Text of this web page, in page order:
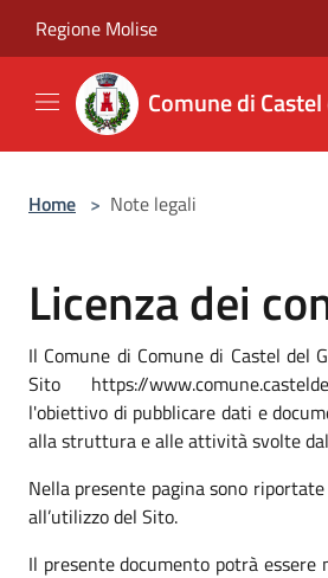
Regione Molise
Comune di
Home > Note legali
Licenza dei
Il Comune di Comune di Castel del
Sito https://
l'obiettivo di pubblicare dati e
alla struttura e alle attività svolte
Nella presente pagina sono
all’utilizzo del Sito.
Il presente documento potrà essere